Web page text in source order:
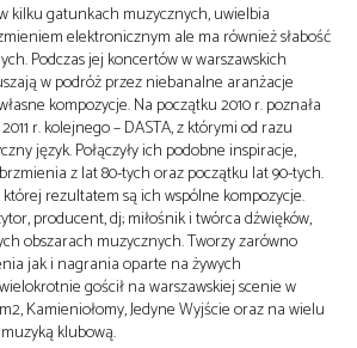
kilku gatunkach muzycznych, uwielbia
elektronicznym ale ma również słabość
Podczas jej koncertów w warszawskich
w podróż przez niebanalne aranżacje
kompozycje. Na początku 2010 r. poznała
r. kolejnego – DASTA, z którymi od razu
język. Połączyły ich podobne inspiracje,
z lat 80-tych oraz początku lat 90-tych.
której rezultatem są ich wspólne kompozycje.
producent, dj; miłośnik i twórca dźwięków,
obszarach muzycznych. Tworzy zarówno
jak i nagrania oparte na żywych
gościł na warszawskiej scenie w
Kamieniołomy, Jedyne Wyjście oraz na wielu
klubową.